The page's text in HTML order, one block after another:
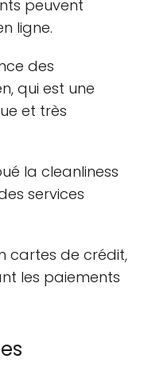
peuvent
ligne.
des
qui est une
et très
la cleanliness
services
cartes de crédit,
les paiements